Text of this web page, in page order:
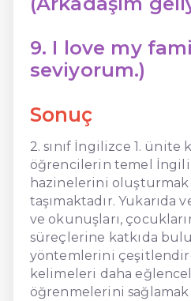
9. I love my
seviyorum.)
Sonuç
2. sınıf İngilizce 1. ünite
öğrencilerin temel
hazinelerini
taşımaktadır.
ve okunuşları,
süreçlerine katkıda
yöntemlerini
kelimeleri daha
öğrenmelerini